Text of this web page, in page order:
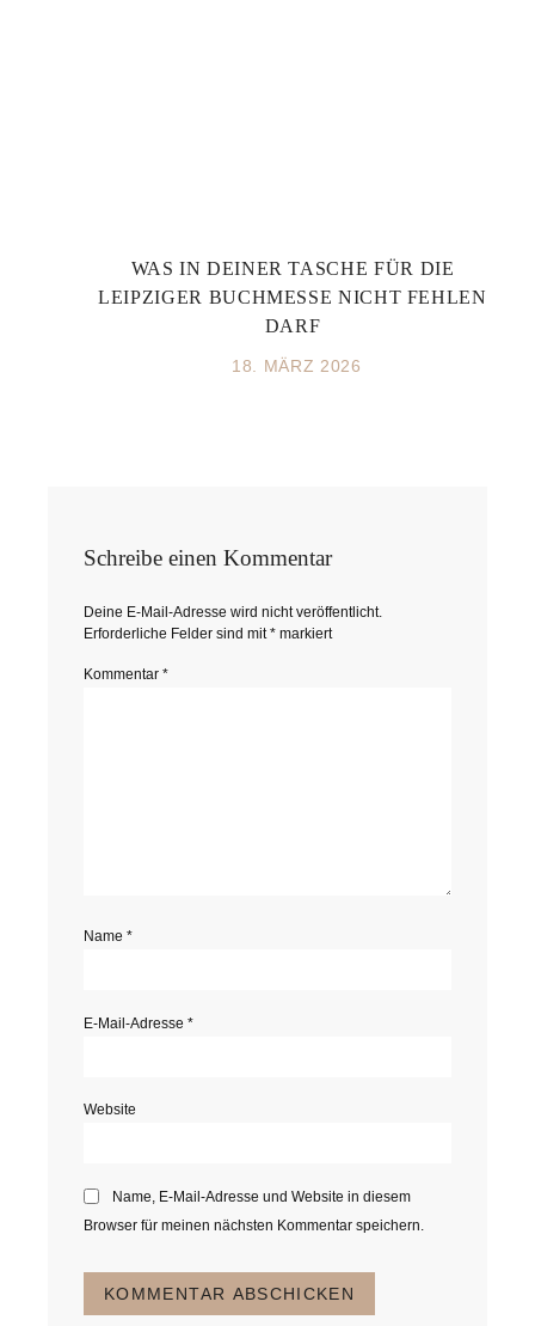
WAS IN DEINER TASCHE FÜR DIE
LEIPZIGER BUCHMESSE NICHT FEHLEN
DARF
18. MÄRZ 2026
Schreibe einen Kommentar
Deine E-Mail-Adresse wird nicht veröffentlicht.
Erforderliche Felder sind mit* markiert
Kommentar *
Name *
E-Mail-Adresse *
Website
Name, E-Mail-Adresse und Website in diesem
Browser für meinen nächsten Kommentar speichern.